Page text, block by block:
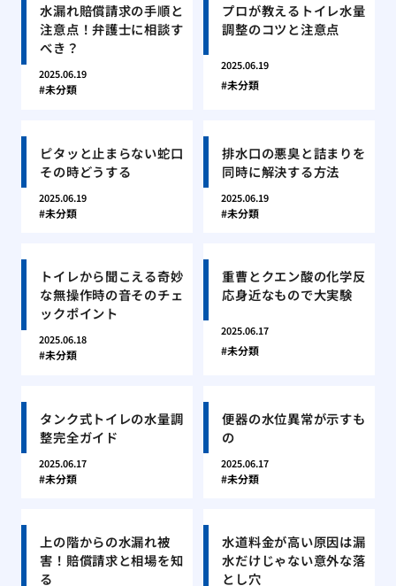
水漏れ賠償請求の手順と
注意点！弁護士に相談す
べき？
2025.06.19
未分類
プロが教えるトイレ水量
調整のコツと注意点
2025.06.19
未分類
ピタッと止まらない蛇口
その時どうする
2025.06.19
未分類
排水口の悪臭と詰まりを
同時に解決する方法
2025.06.19
未分類
トイレから聞こえる奇妙
な無操作時の音そのチェ
ックポイント
2025.06.18
未分類
重曹とクエン酸の化学反
応身近なもので大実験
2025.06.17
未分類
タンク式トイレの水量調
整完全ガイド
2025.06.17
未分類
便器の水位異常が示すも
の
2025.06.17
未分類
上の階からの水漏れ被
害！賠償請求と相場を知
る
水道料金が高い原因は漏
水だけじゃない意外な落
とし穴